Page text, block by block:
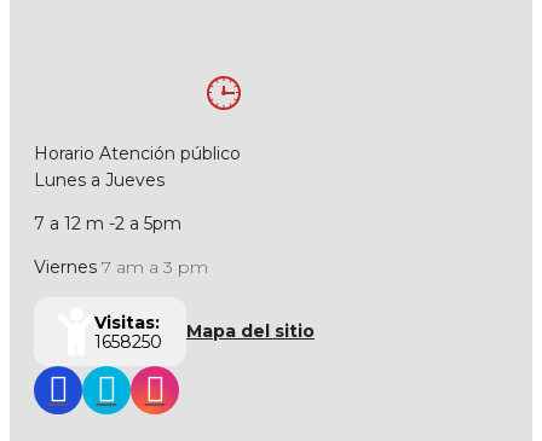
Horario Atención público
Lunes a Jueves
7 a 12 m -2 a 5pm
Viernes 7 am a 3 pm
Visitas:
1658250
Mapa del sitio